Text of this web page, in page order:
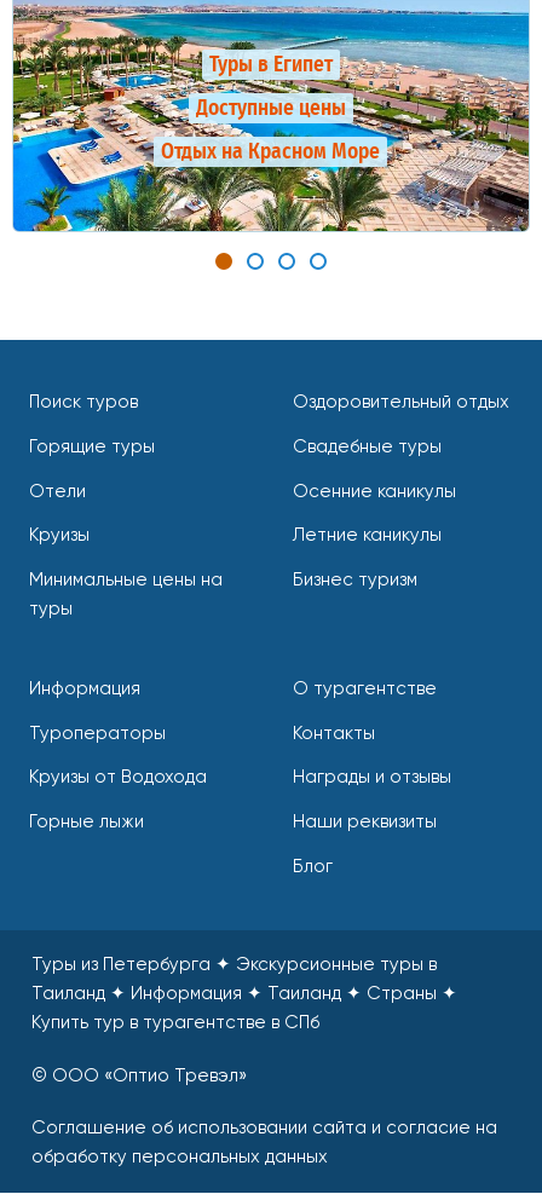
Туры в Египет
Доступные цены
Отдых на Красном Море
Поиск туров
Горящие туры
Отели
Круизы
Минимальные цены на
туры
Оздоровительный отдых
Свадебные туры
Осенние каникулы
Летние каникулы
Бизнес туризм
Информация
Туроператоры
Круизы от Водохода
Горные лыжи
О турагентстве
Контакты
Награды и отзывы
Наши реквизиты
Блог
Туры из Петербурга ✦ Экскурсионные туры в
Таиланд ✦ Информация ✦ Таиланд ✦ Страны ✦
Купить тур в турагентстве в СПб
© ООО «Оптио Тревэл»
Соглашение об использовании сайта и согласие на
обработку персональных данных